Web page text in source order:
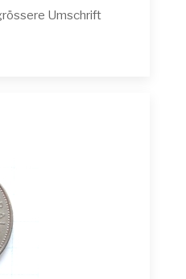
Umschrift